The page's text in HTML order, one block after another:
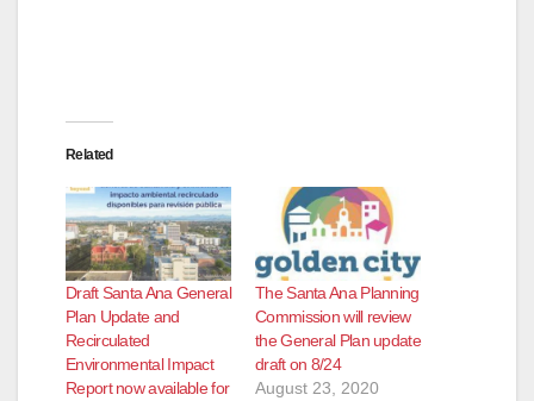
Related
Draft Santa Ana General
Plan Update and
Recirculated
Environmental Impact
Report now available for
The Santa Ana Planning
Commission will review
the General Plan update
draft on 8/24
August 23, 2020